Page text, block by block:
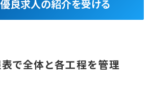
優良求人の紹介を受ける
で全体と各工程を管理